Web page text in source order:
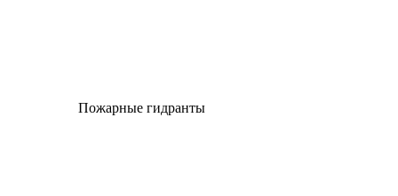
Пожарные гидранты